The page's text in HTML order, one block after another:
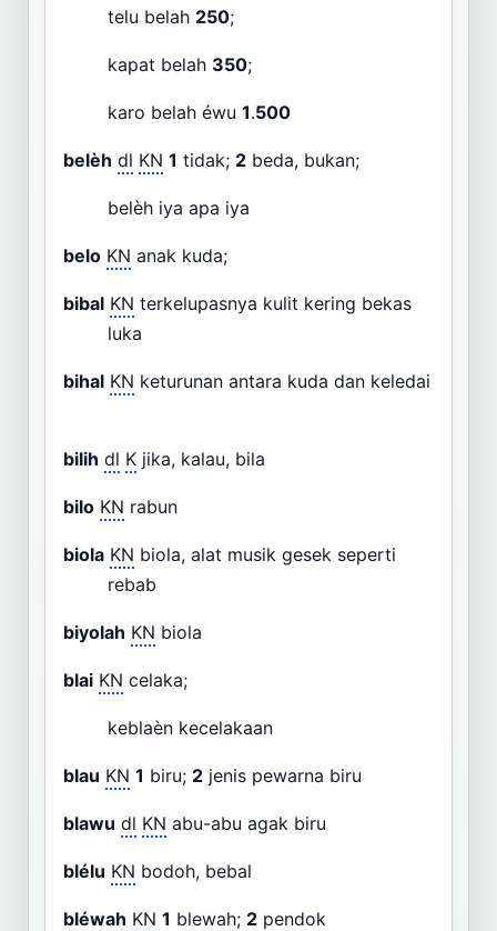
telu belah 250;
kapat belah 350;
karo belah éwu 1.500
belèh dl KN 1 tidak; 2 beda, bukan;
belèh iya apa iya
belo KN anak kuda;
bibal KN terkelupasnya kulit kering bekas
luka
bihal KN keturunan antara kuda dan keledai
bilih dl K jika, kalau, bila
bilo KN rabun
biola KN biola, alat musik gesek seperti
rebab
biyolah KN biola
blai KN celaka;
keblaèn kecelakaan
blau KN 1 biru; 2 jenis pewarna biru
blawu dl KN abu-abu agak biru
blélu KN bodoh, bebal
bléwah KN 1 blewah; 2 pendok